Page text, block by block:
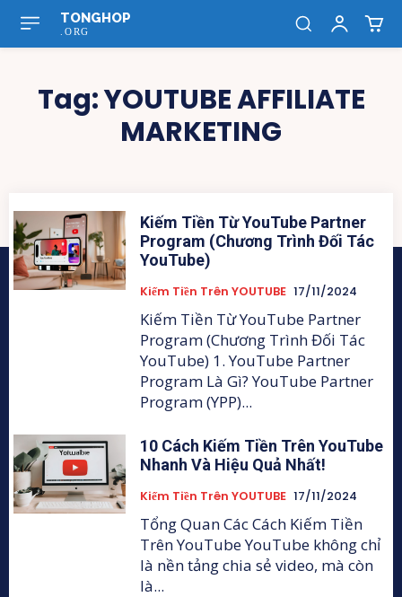
TONGHOP
.ORG
Tag:YOUTUBE AFFILIATE
MARKETING
Kiếm Tiền Từ YouTube Partner
Program (Chương Trình Đối Tác
YouTube)
Kiếm Tiền Trên YOUTUBE 17/11/2024
Kiếm Tiền Từ YouTube Partner
Program (Chương Trình Đối Tác
YouTube) 1. YouTube Partner
Program Là Gì? YouTube Partner
Program (YPP)...
10 Cách Kiếm Tiền Trên YouTube
Nhanh Và Hiệu Quả Nhất!
Kiếm Tiền Trên YOUTUBE 17/11/2024
Tổng Quan Các Cách Kiếm Tiền
Trên YouTube YouTube không chỉ
là nền tảng chia sẻ video, mà còn
là...